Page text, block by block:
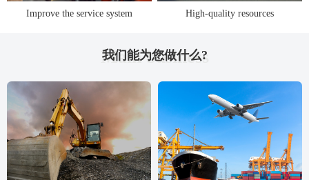
Improve the service system High-quality resources
我们能为您做什么?
Main business